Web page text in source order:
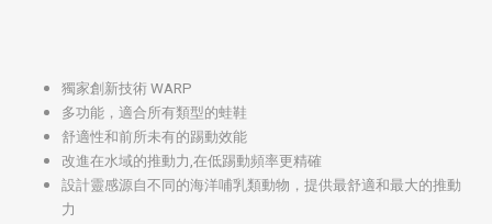
獨家創新技術 WARP
多功能，適合所有類型的蛙鞋
舒適性和前所未有的踢動效能
改進在水域的推動力,在低踢動頻率更精確
設計靈感源自不同的海洋哺乳類動物，提供最舒適和最大的推動
力